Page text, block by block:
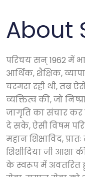
About
परिचय सन् 1962 में
आर्थिक, शैक्षिक,
चरमरा रही थी,
व्यक्तित्व की, जो
जागृति का संचार
दे सके, ऐसी विषम
महान शिक्षाविद,
शिशीदिया जी आशा
के स्वरूप में अवतरित